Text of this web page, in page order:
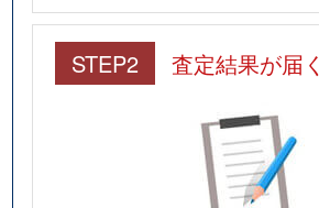
STEP2 査定結果が届く